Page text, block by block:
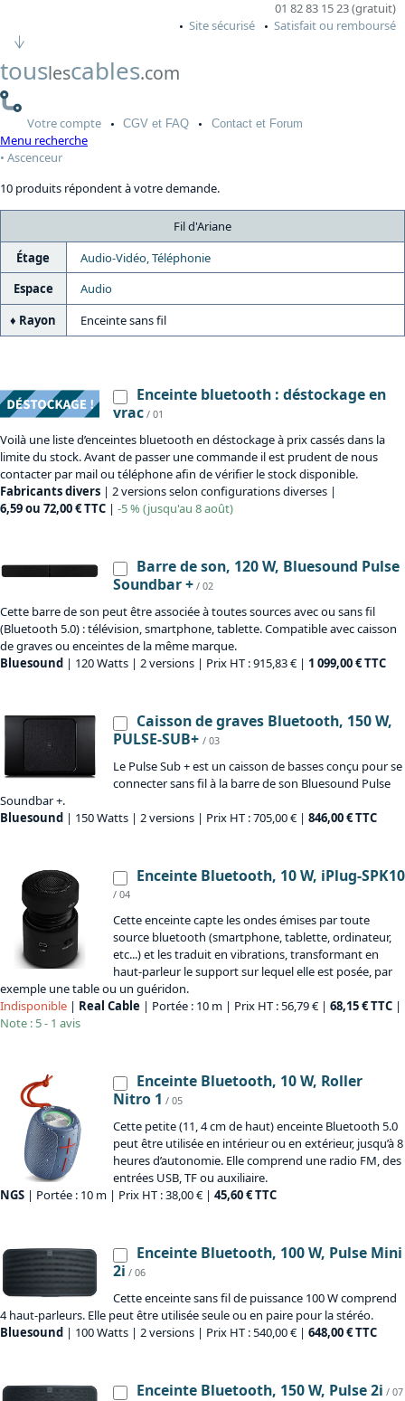
01 82 83 15 23 (gratuit)
Site sécurisé
Satisfait ou remboursé
touslescables.com
Votrecompte CGV et FAQ Contactet Forum
Menu recherche
Ascenceur
10 produits répondent à votre demande.
Fil d'Ariane
Étage
Audio-Vidéo, Téléphonie
Espace
Audio
Rayon
Enceinte sans fil
Enceinte bluetooth : déstockage en
vrac / 01
Voilà une liste d’enceintes bluetooth en déstockage à prix cassés dans la
limite du stock. Avant de passer une commande il est prudent de nous
contacter par mail ou téléphone afin de vérifier le stock disponible.
Fabricants divers | 2 versions selon configurations diverses |
6,59 ou 72,00 € TTC | -5 % (jusqu'au 8 août)
Barre de son, 120 W, Bluesound Pulse
Soundbar + / 02
Cette barre de son peut être associée à toutes sources avec ou sans fil
(Bluetooth 5.0) : télévision, smartphone, tablette. Compatible avec caisson
de graves ou enceintes de la même marque.
Bluesound | 120 Watts | 2 versions | Prix HT : 915,83 € | 1 099,00 € TTC
Caisson de graves Bluetooth, 150 W,
PULSE-SUB+ / 03
Le Pulse Sub + est un caisson de basses conçu pour se
connecter sans fil à la barre de son Bluesound Pulse
Soundbar +.
Bluesound | 150 Watts | 2 versions | Prix HT : 705,00 € | 846,00 € TTC
Enceinte Bluetooth, 10 W, iPlug-SPK10
/ 04
Cette enceinte capte les ondes émises par toute
source bluetooth (smartphone, tablette, ordinateur,
etc...) et les traduit en vibrations, transformant en
haut-parleur le support sur lequel elle est posée, par
exemple une table ou un guéridon.
Indisponible | Real Cable | Portée : 10 m | Prix HT : 56,79 € | 68,15 € TTC |
Note : 5 - 1 avis
Enceinte Bluetooth, 10 W, Roller
Nitro 1 / 05
Cette petite (11, 4 cm de haut) enceinte Bluetooth 5.0
peut être utilisée en intérieur ou en extérieur, jusqu’à 8
heures d’autonomie. Elle comprend une radio FM, des
entrées USB, TF ou auxiliaire.
NGS | Portée : 10 m | Prix HT : 38,00 € | 45,60 € TTC
Enceinte Bluetooth, 100 W, Pulse Mini
2i / 06
Cette enceinte sans fil de puissance 100 W comprend
4 haut-parleurs. Elle peut être utilisée seule ou en paire pour la stéréo.
Bluesound | 100 Watts | 2 versions | Prix HT : 540,00 € | 648,00 € TTC
Enceinte Bluetooth, 150 W, Pulse 2i / 07